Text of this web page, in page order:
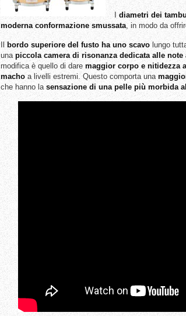
diametri dei
moderna conformazione smussata, in modo da
Ilbordo superiore del fusto ha uno scavo lungo
una piccola camera di risonanza dedicata alle note
modifica è quello di dare maggior corpo e nitidezza
macho a livelli estremi. Questo comporta una
che hanno la sensazione di una pelle più morbida